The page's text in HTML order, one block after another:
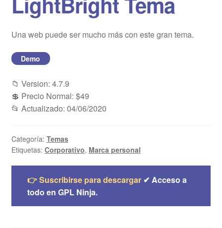
Blog
Mi cuenta
Una web puede ser mucho más con este gran tema.
Demo
📁 Version: 4.7.9
💲 Precio Normal: $49
📂 Actualizado: 04/06/2020
Categoría: Temas
Etiquetas: Corporativo, Marca personal
👉 Suscribirse para descargar✔ Acceso a
todo en GPL Ninja.